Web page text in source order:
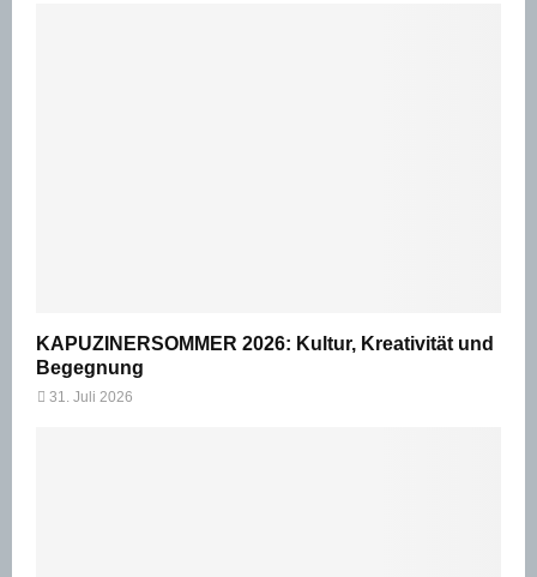
KAPUZINERSOMMER 2026: Kultur, Kreativität und
Begegnung
31. Juli 2026